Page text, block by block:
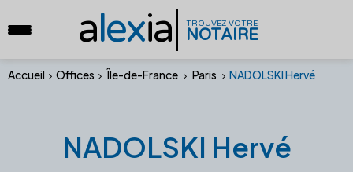
alexia TROUVEZ VOTRE
NOTAIRE
Accueil Offices Île-de-France Paris NADOLSKI Hervé
NADOLSKI Hervé